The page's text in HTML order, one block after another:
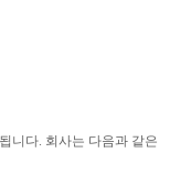
니다 회사는 다음과 같은